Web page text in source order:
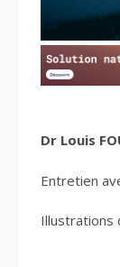
Dr Louis
Entretien
Illustrations